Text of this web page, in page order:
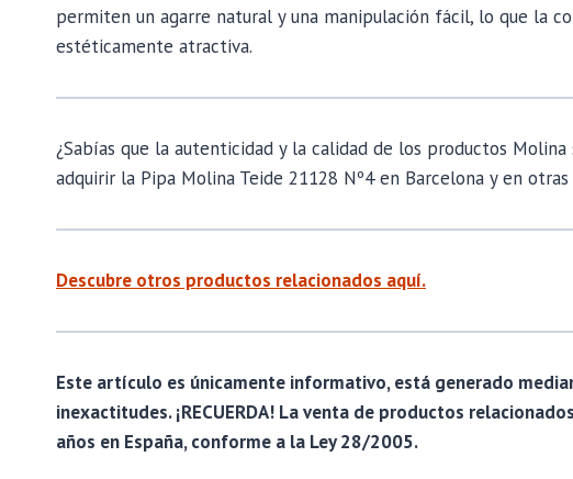
permiten un agarre natural y una manipulación fácil, lo que la
estéticamente atractiva.
¿Sabías que la autenticidad y la calidad de los productos
adquirir la Pipa Molina Teide 21128 Nº4 en Barcelona y en otras
Descubre otros productos relacionados aquí.
Este artículo es únicamente informativo, está generado
inexactitudes. ¡RECUERDA! La venta de productos
años en España, conforme a la Ley 28/2005.